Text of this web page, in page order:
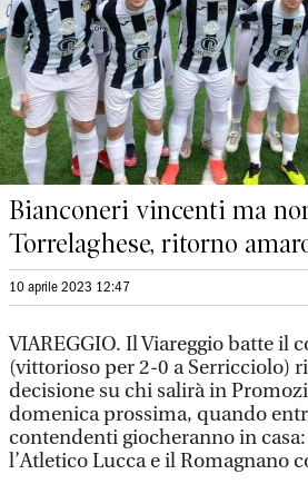
Bianconeri vincenti ma
Torrelaghese, ritorno
10 aprile 2023 12:47
VIAREGGIO. Il Viareggio batte il
(vittorioso per 2-0 a Serricciolo)
decisione su chi salirà in
domenica prossima, quando
contendenti giocheranno in
l’Atletico Lucca e il Romagnano